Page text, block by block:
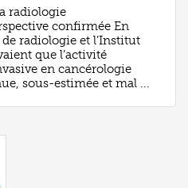
radiologie
confirmée En
radiologie et l’Institut
que l’activité
en cancérologie
sous-estimée et mal ...